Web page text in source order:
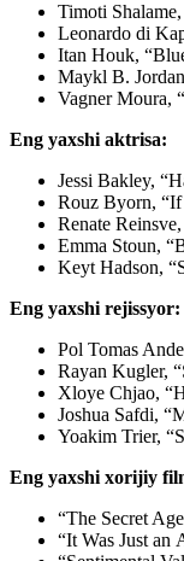
Timoti
Leonardo di
Itan Houk,
Maykl B.
Vagner Moura,
Eng yaxshi aktrisa:
Jessi Bakley,
Rouz Byorn,
Renate
Emma Stoun,
Keyt Hadson,
Eng yaxshi rejissyor:
Pol Tomas
Rayan Kugler,
Xloye Chjao,
Joshua Safdi,
Yoakim Trier,
Eng yaxshi xorijiy
“The Secret
“It Was Just an